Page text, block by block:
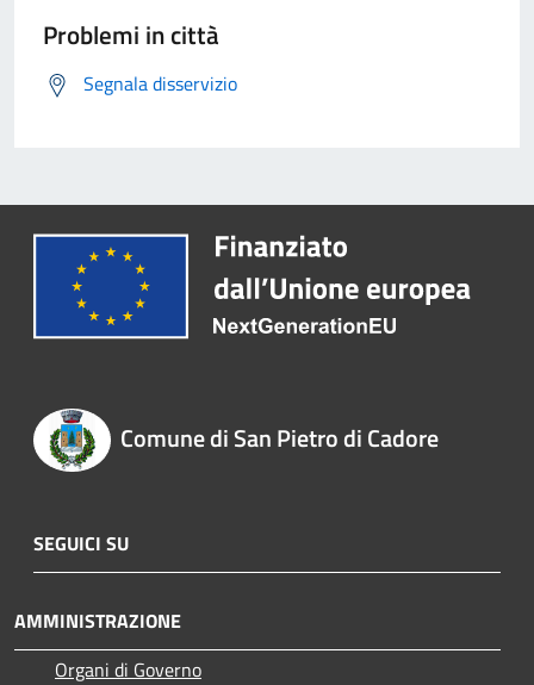
Problemi in città
Segnala disservizio
Comune di San Pietro di Cadore
SEGUICI SU
AMMINISTRAZIONE
Organi di Governo